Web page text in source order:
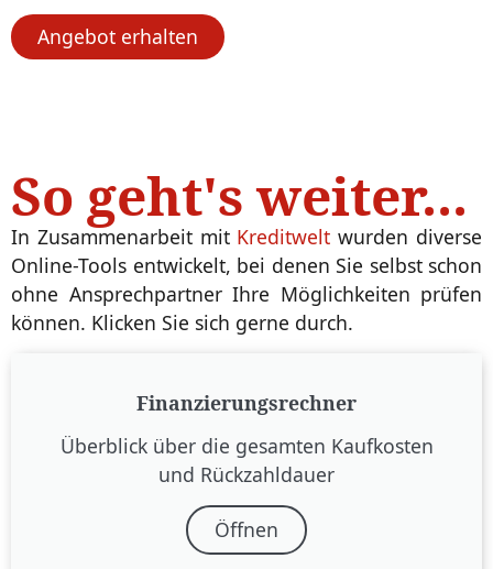
Angebot erhalten
So geht's weiter...
In Zusammenarbeit mit Kreditwelt wurden diverse
Online-Tools entwickelt, bei denen Sie selbst schon
ohne Ansprechpartner Ihre Möglichkeiten prüfen
können. Klicken Sie sich gerne durch.
Finanzierungs­rechner
Überblick über die gesamten Kaufkosten
und Rückzahl­dauer
Öffnen